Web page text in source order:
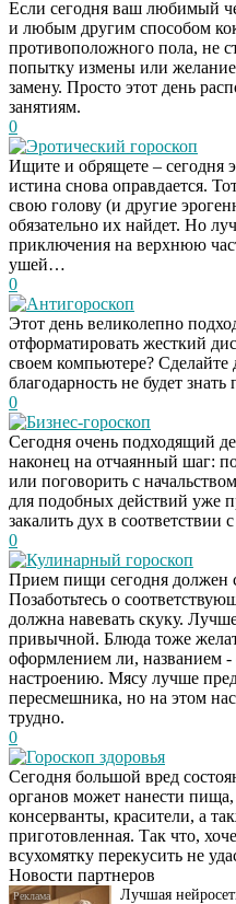
Если сегодня ваш любимый
и любым другим способом
противоположного пола, не
попытку измены или
замену. Просто этот день
занятиям.
0
Эротический гороскоп
Ищите и обрящете – сегодня
истина снова оправдается.
свою голову (и другие
обязательно их найдет. Но
приключения на верхнюю
ушей…
0
Антигороскоп
Этот день великолепно
отформатировать жесткий
своем компьютере? Сделайте
благодарность не будет
0
Бизнес-гороскоп
Сегодня очень подходящий
наконец на отчаянный шаг:
или поговорить с
для подобных действий уже
закалить дух в
0
Кулинарный гороскоп
Прием пищи сегодня должен
Позаботьтесь о
должна навевать скуку.
привычной. Блюда тоже
оформлением ли, названием -
настроению. Мясу лучше
пересмешника, но на этом
трудно.
0
Гороскоп здоровья
Сегодня большой вред
органов может нанести
консерванты, красители, а
приготовленная. Так что,
всухомятку перекусить не
Новости партнеров
Передовая
по видео
Лучшая